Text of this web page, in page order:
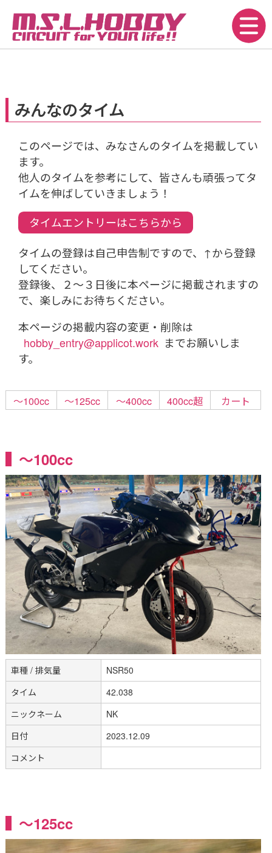
みんなのタイム
このページでは、みなさんのタイムを掲載してい
ます。
他人のタイムを参考にして、皆さんも頑張ってタ
イムを伸ばしていきましょう！
タイムエントリーはこちらから
タイムの登録は自己申告制ですので、↑から登録
してください。
登録後、２～３日後に本ページに掲載されますの
で、楽しみにお待ちください。
本ページの掲載内容の変更・削除は
hobby_entry@applicot.work までお願いしま
す。
～100cc ～125cc ～400cc 400cc超 カート
～100cc
車種 / 排気量
NSR50
タイム
42.038
ニックネーム
NK
日付
2023.12.09
コメント
～125cc